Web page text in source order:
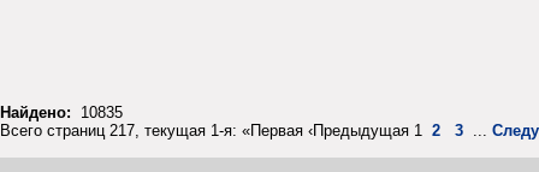
Найдено: 10835
Всего страниц 217, текущая 1-я: «Первая ‹Предыдущая 1 2 3 ...